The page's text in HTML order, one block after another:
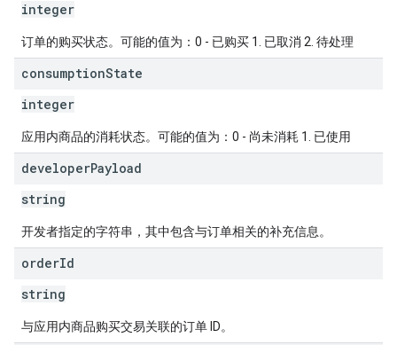
integer
订单的购买状态。可能的值为：0 - 已购买 1. 已取消 2. 待处理
consumptionState
integer
应用内商品的消耗状态。可能的值为：0 - 尚未消耗 1. 已使用
developerPayload
string
开发者指定的字符串，其中包含与订单相关的补充信息。
orderId
string
与应用内商品购买交易关联的订单 ID。